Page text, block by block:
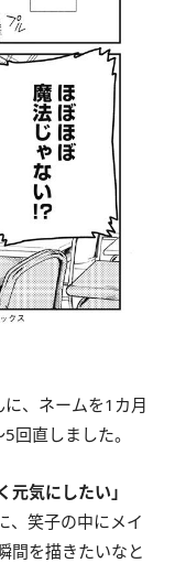
、ネームを1カ月
回直しました。
元気にしたい」
、笑子の中にメイ
間を描きたいなと